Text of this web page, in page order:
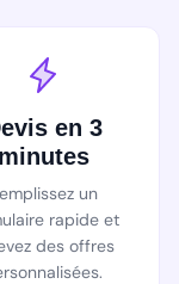
en 3
minutes
un
rapide et
des offres